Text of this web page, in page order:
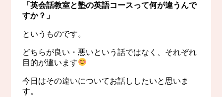
「英会話教室と塾の英語コースって何が違うんで
すか？」
というものです。
どちらが良い・悪いという話ではなく、それぞれ
目的が違います
今日はその違いについてお話ししたいと思いま
す。